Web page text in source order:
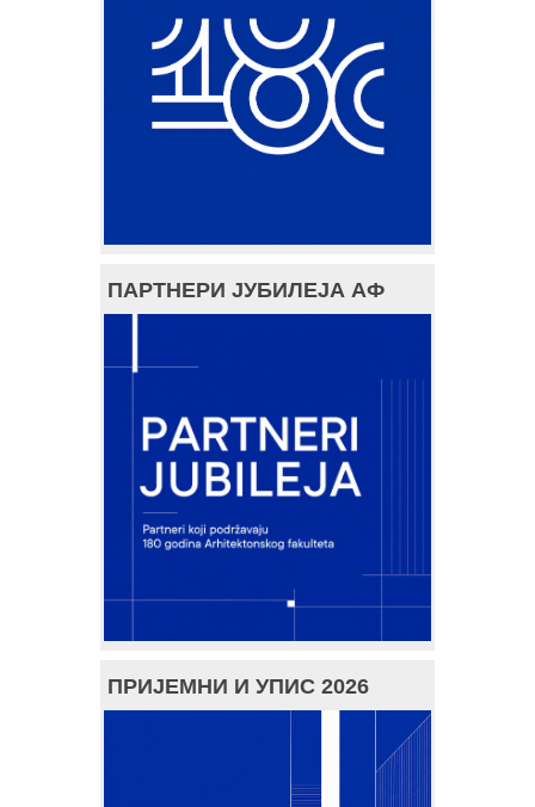
ПАРТНЕРИ ЈУБИЛЕЈА АФ
ПРИЈЕМНИ И УПИС 2026